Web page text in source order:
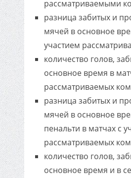
рассматриваемыми
разница забитых и
мячей в основное
участием
количество голов,
основное время в
рассматриваемых
разница забитых и
мячей в основное
пенальти в матчах с
рассматриваемых
количество голов,
основное время и в